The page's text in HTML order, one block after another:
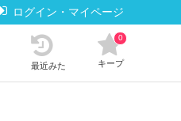
ログイン・マイページ
最近みた キープ
0